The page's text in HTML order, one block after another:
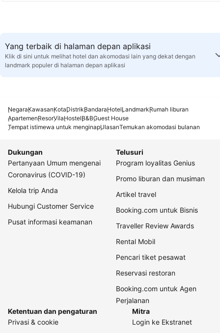
Yang terbaik di halaman depan aplikasi
Klik di sini untuk melihat hotel dan akomodasi lain yang dekat dengan
landmark populer di halaman depan aplikasi
NegaraKawasanKotaDistrikBandaraHotelLandmarkRumah liburan
ApartemenResorVilaHostelB&BGuest House
Tempat istimewa untuk menginapUlasanTemukan akomodasi bulanan
Dukungan
Pertanyaan Umum mengenai
Coronavirus (COVID-19)
Kelola trip Anda
Hubungi Customer Service
Pusat informasi keamanan
Telusuri
Program loyalitas Genius
Promo liburan dan musiman
Artikel travel
Booking.com untuk Bisnis
Traveller Review Awards
Rental Mobil
Pencari tiket pesawat
Reservasi restoran
Booking.com untuk Agen
Perjalanan
Ketentuan dan pengaturan
Privasi & cookie
Mitra
Login ke Ekstranet